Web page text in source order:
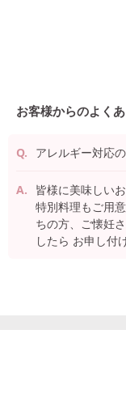
お客様からのよく
アレルギー対応
皆様に美味しい
特別料理もご用
ちの方、ご懐妊
したら お申し付